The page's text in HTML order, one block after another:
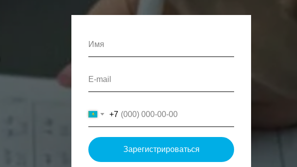
+7
Зарегистрироваться